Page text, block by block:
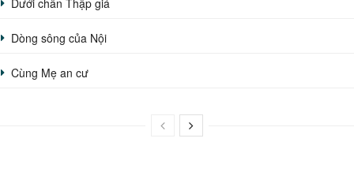
Dưới chân Thập giá
Dòng sông của Nội
Cùng Mẹ an cư